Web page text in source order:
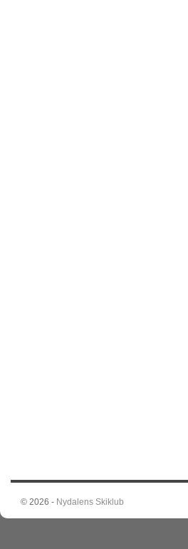
© 2026 - Nydalens Skiklub